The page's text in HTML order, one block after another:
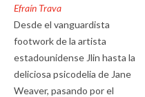
Efraín Trava
Desde el vanguardista
footwork de la artista
estadounidense Jlin hasta la
deliciosa psicodelia de Jane
Weaver, pasando por el